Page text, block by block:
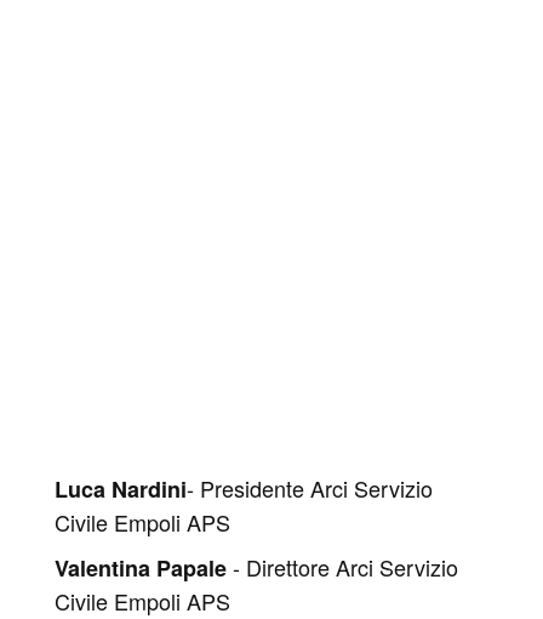
Luca Nardini- Presidente Arci Servizio
Civile Empoli APS
Valentina Papale- Direttore Arci Servizio
Civile Empoli APS